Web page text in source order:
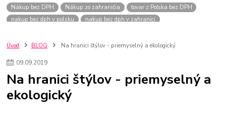
Nákup bez DPH
Nákup zo zahraničia
tovar z Poľska bez DPH
nakup bez dph v polsku
nakup bez dph v zahranici
nakupovanie na firmu bez dph
szco nakup bez dph
doplnky
zlaté doplnky
Drezové batérie
Umyvadlové batérie
Kuchynské batérie
Drez so zásuvko
Drezy
Kúpeľnové koberce
Behúne
Úvod BLOG Na hranici štýlov - priemyselný a ekologický
09.09.2019
Na hranici štýlov - priemyselný a
ekologický